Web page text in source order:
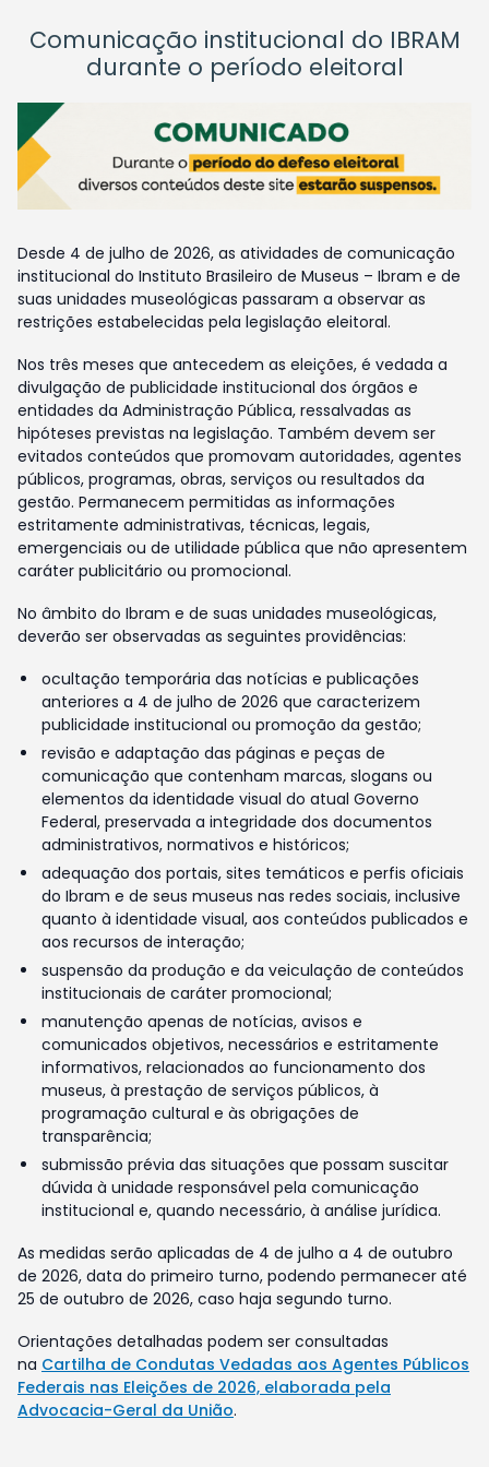
Comunicação institucional do IBRAM
durante o período eleitoral
Desde 4 de julho de 2026, as atividades de comunicação
institucional do Instituto Brasileiro de Museus – Ibram e de
suas unidades museológicas passaram a observar as
restrições estabelecidas pela legislação eleitoral.
Nos três meses que antecedem as eleições, é vedada a
divulgação de publicidade institucional dos órgãos e
entidades da Administração Pública, ressalvadas as
hipóteses previstas na legislação. Também devem ser
evitados conteúdos que promovam autoridades, agentes
públicos, programas, obras, serviços ou resultados da
gestão. Permanecem permitidas as informações
estritamente administrativas, técnicas, legais,
emergenciais ou de utilidade pública que não apresentem
caráter publicitário ou promocional.
No âmbito do Ibram e de suas unidades museológicas,
deverão ser observadas as seguintes providências:
ocultação temporária das notícias e publicações
anteriores a 4 de julho de 2026 que caracterizem
publicidade institucional ou promoção da gestão;
revisão e adaptação das páginas e peças de
comunicação que contenham marcas, slogans ou
elementos da identidade visual do atual Governo
Federal, preservada a integridade dos documentos
administrativos, normativos e históricos;
adequação dos portais, sites temáticos e perfis oficiais
do Ibram e de seus museus nas redes sociais, inclusive
quanto à identidade visual, aos conteúdos publicados e
aos recursos de interação;
suspensão da produção e da veiculação de conteúdos
institucionais de caráter promocional;
manutenção apenas de notícias, avisos e
comunicados objetivos, necessários e estritamente
informativos, relacionados ao funcionamento dos
museus, à prestação de serviços públicos, à
programação cultural e às obrigações de
transparência;
submissão prévia das situações que possam suscitar
dúvida à unidade responsável pela comunicação
institucional e, quando necessário, à análise jurídica.
As medidas serão aplicadas de 4 de julho a 4 de outubro
de 2026, data do primeiro turno, podendo permanecer até
25 de outubro de 2026, caso haja segundo turno.
Orientações detalhadas podem ser consultadas
na Cartilha de Condutas Vedadas aos Agentes Públicos
Federais nas Eleições de 2026, elaborada pela
Advocacia-Geral da União.